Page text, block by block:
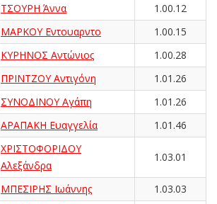
ΤΣΟΥΡΗ Άννα
1.00.12
ΜΑΡΚΟΥ Εντουαρντο
1.00.15
ΚΥΡΗΝΟΣ Αντώνιος
1.00.28
ΠΡΙΝΤΖΟΥ Αντιγόνη
1.01.26
ΣΥΝΟΔΙΝΟΥ Αγάπη
1.01.26
ΑΡΑΠΑΚΗ Ευαγγελία 1.01.46
ΧΡΙΣΤΟΦΟΡΙΔΟΥ
Αλεξάνδρα
1.03.01
ΜΠΕΣΙΡΗΣ Ιωάννης
1.03.03